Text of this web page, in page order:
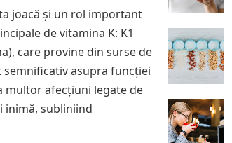
joacă și un rol important
de vitamina K: K1
care provine din surse de
asupra funcției
multor afecțiuni legate de
inimă, subliniind